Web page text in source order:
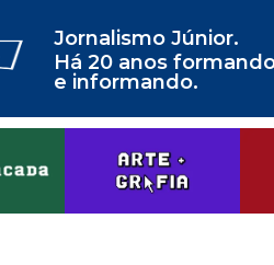
Jornalismo Júnior.
Há 20 anos
e informando.